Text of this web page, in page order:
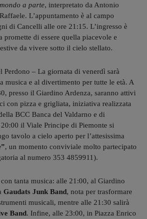
a parte, interpretato da Antonio
L’appuntamento è al campo
di Cancelli alle ore 21:15. L’ingresso è
promette di essere quella piacevole e
da vivere sotto il cielo stellato.
Perdono – La giornata di venerdì sarà
musica e al divertimento per tutte le età. A
presso il Giardino Ardenza, saranno attivi
con pizza e grigliata, iniziativa realizzata
BCC Banca del Valdarno e di
il Viale Principe di Piemonte si
tavolo a cielo aperto per l’attesissima
, un momento conviviale molto partecipato
al numero 353 4859911).
tanta musica: alle 21:00, al Giardino
Gaudats Junk Band, nota per trasformare
musicali, mentre alle 21:30 salirà
Band. Infine, alle 23:00, in Piazza Enrico